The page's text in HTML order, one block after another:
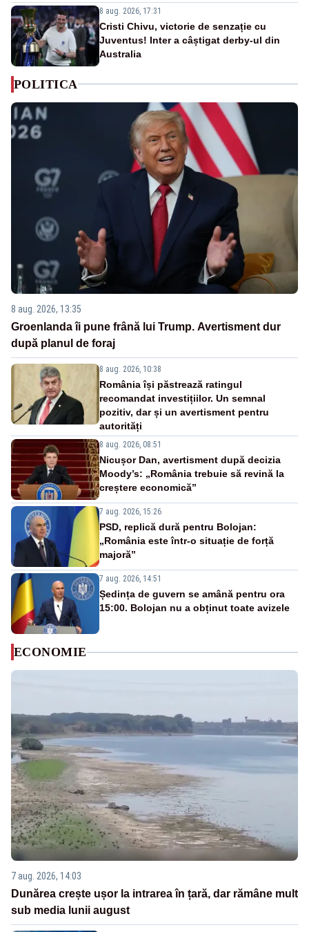
8 aug. 2026, 17:31
Cristi Chivu, victorie de senzație cu
Juventus! Inter a câștigat derby-ul din
Australia
POLITICA
8 aug. 2026, 13:35
Groenlanda îi pune frână lui Trump. Avertisment dur
după planul de foraj
8 aug. 2026, 10:38
România își păstrează ratingul
recomandat investițiilor. Un semnal
pozitiv, dar și un avertisment pentru
autorități
8 aug. 2026, 08:51
Nicușor Dan, avertisment după decizia
Moody’s: „România trebuie să revină la
creștere economică”
7 aug. 2026, 15:26
PSD, replică dură pentru Bolojan:
„România este într-o situație de forță
majoră”
7 aug. 2026, 14:51
Ședința de guvern se amână pentru ora
15:00. Bolojan nu a obținut toate avizele
ECONOMIE
7 aug. 2026, 14:03
Dunărea crește ușor la intrarea în țară, dar rămâne mult
sub media lunii august